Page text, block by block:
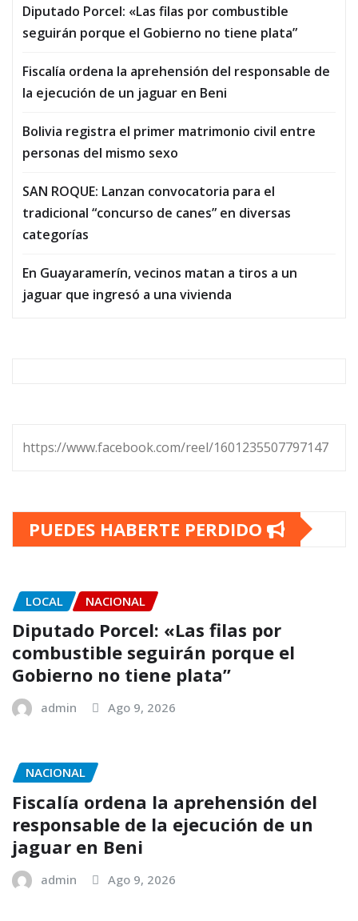
Diputado Porcel: «Las filas por combustible
seguirán porque el Gobierno no tiene plata”
Fiscalía ordena la aprehensión del responsable de
la ejecución de un jaguar en Beni
Bolivia registra el primer matrimonio civil entre
personas del mismo sexo
SAN ROQUE: Lanzan convocatoria para el
tradicional “concurso de canes” en diversas
categorías
En Guayaramerín, vecinos matan a tiros a un
jaguar que ingresó a una vivienda
https://www.facebook.com/reel/1601235507797147
PUEDES HABERTE PERDIDO
LOCAL NACIONAL
Diputado Porcel: «Las filas por
combustible seguirán porque el
Gobierno no tiene plata”
admin Ago 9, 2026
NACIONAL
Fiscalía ordena la aprehensión del
responsable de la ejecución de un
jaguar en Beni
admin Ago 9, 2026